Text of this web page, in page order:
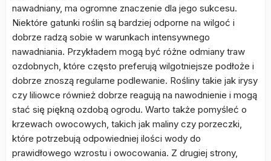
nawadniany, ma ogromne znaczenie dla jego sukcesu.
Niektóre gatunki roślin są bardziej odporne na wilgoć i
dobrze radzą sobie w warunkach intensywnego
nawadniania. Przykładem mogą być różne odmiany traw
ozdobnych, które często preferują wilgotniejsze podłoże i
dobrze znoszą regularne podlewanie. Rośliny takie jak irysy
czy liliowce również dobrze reagują na nawodnienie i mogą
stać się piękną ozdobą ogrodu. Warto także pomyśleć o
krzewach owocowych, takich jak maliny czy porzeczki,
które potrzebują odpowiedniej ilości wody do
prawidłowego wzrostu i owocowania. Z drugiej strony,